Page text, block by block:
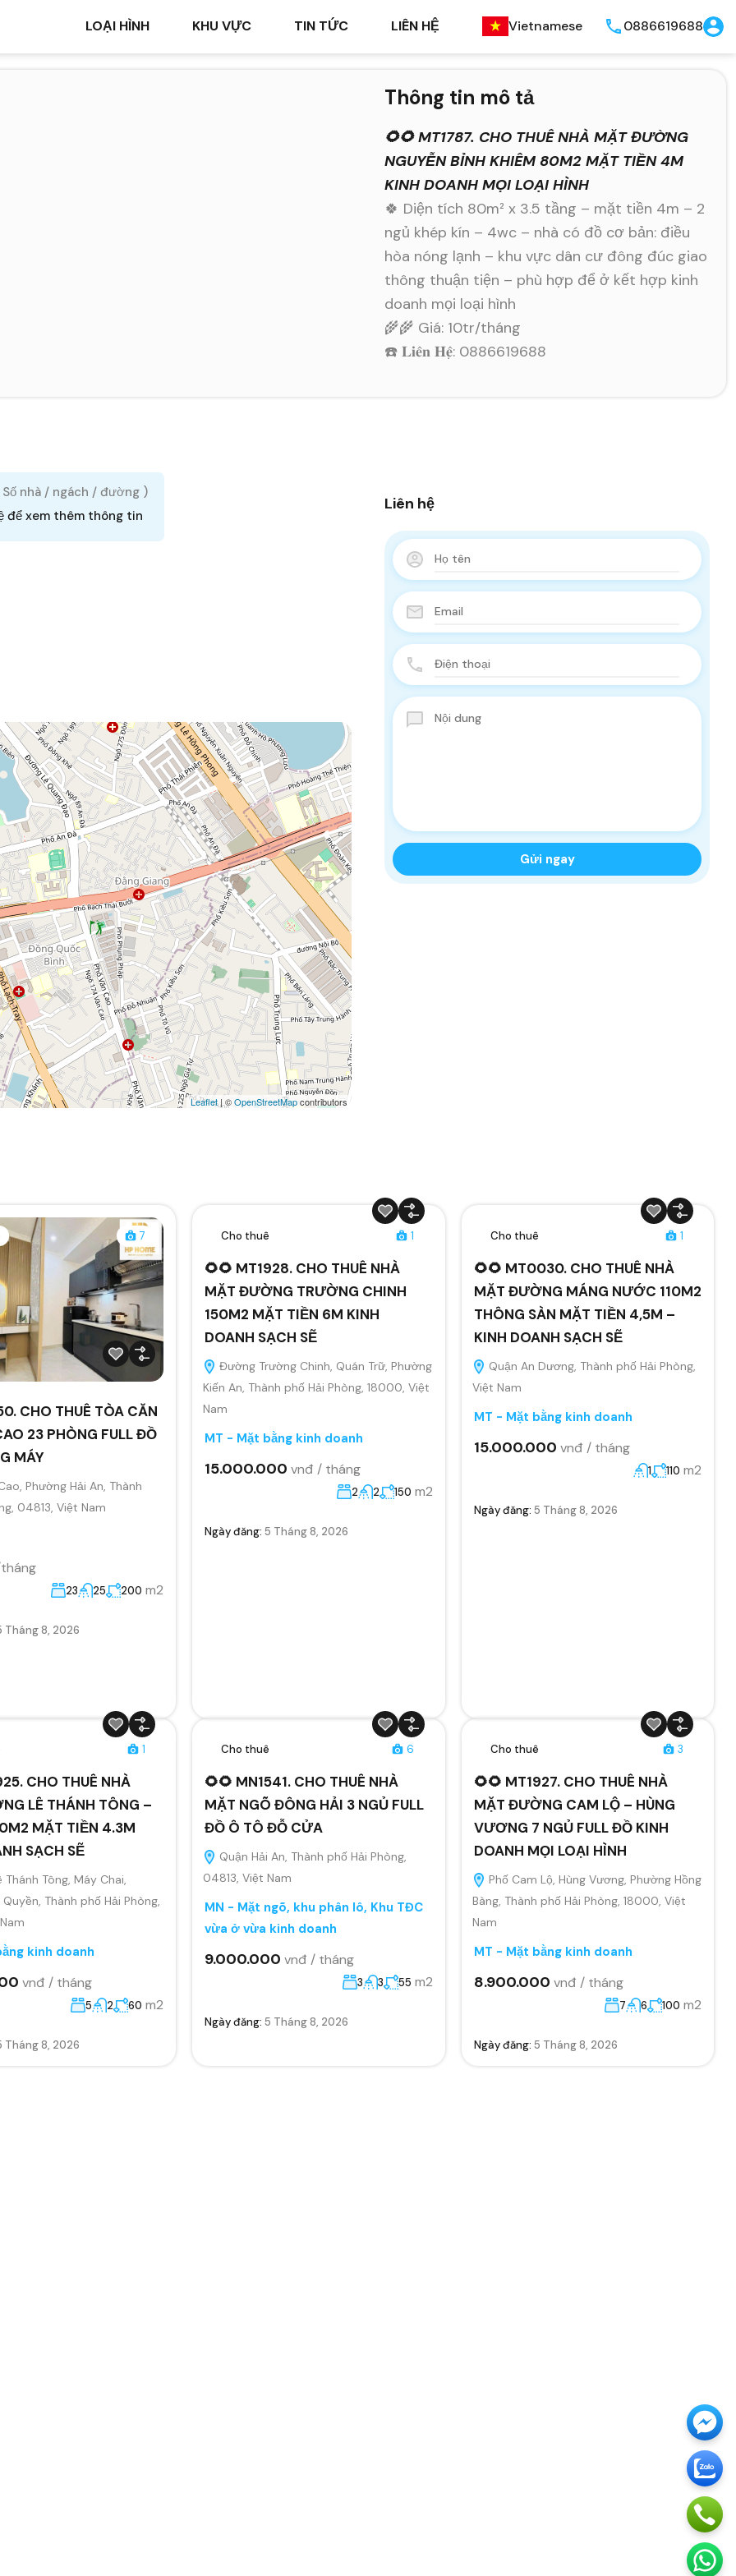
LOẠI HÌNH KHU VỰC TIN TỨC LIÊN HỆ Vietnamese 0886619688
Thông tin mô tả
🌻🌻 MT1787. CHO THUÊ NHÀ MẶT ĐƯỜNG
NGUYỄN BỈNH KHIÊM 80M2 MẶT TIỀN 4M
KINH DOANH MỌI LOẠI HÌNH
🍀 Diện tích 80m² x 3.5 tầng – mặt tiền 4m – 2
ngủ khép kín – 4wc – nhà có đồ cơ bản: điều
hòa nóng lạnh – khu vực dân cư đông đúc giao
thông thuận tiện – phù hợp để ở kết hợp kinh
doanh mọi loại hình
🌾🌾 Giá: 10tr/tháng
☎️ 𝐋𝐢𝐞̂𝐧 𝐇𝐞̣̂: 0886619688
nhà / ngách / đường )
để xem thêm thông tin
Leaflet| ©OpenStreetMapcontributors
Liên hệ
7
CHO THUÊ TÒA CĂN
23 PHÒNG FULL ĐỒ
MÁY
Phường Hải An, Thành
04813, Việt Nam
23 25 200 m2
Tháng 8, 2026
Cho thuê 1
🌻🌻 MT1928. CHO THUÊ NHÀ
MẶT ĐƯỜNG TRƯỜNG CHINH
150M2 MẶT TIỀN 6M KINH
DOANH SẠCH SẼ
Đường Trường Chinh, Quán Trữ, Phường
Kiến An, Thành phố Hải Phòng, 18000, Việt
Nam
MT - Mặt bằng kinh doanh
15.000.000 vnđ / tháng
2 2 150 m2
Ngày đăng: 5 Tháng 8, 2026
Cho thuê 1
🌻🌻 MT0030. CHO THUÊ NHÀ
MẶT ĐƯỜNG MÁNG NƯỚC 110M2
THÔNG SÀN MẶT TIỀN 4,5M –
KINH DOANH SẠCH SẼ
Quận An Dương, Thành phố Hải Phòng,
Việt Nam
MT - Mặt bằng kinh doanh
15.000.000 vnđ / tháng
1 110 m2
Ngày đăng: 5 Tháng 8, 2026
1
CHO THUÊ NHÀ
LÊ THÁNH TÔNG –
MẶT TIỀN 4.3M
SẠCH SẼ
Tông, Máy Chai,
Thành phố Hải Phòng,
kinh doanh
vnđ / tháng
5 2 60 m2
Tháng 8, 2026
Cho thuê 6
🌻🌻 MN1541. CHO THUÊ NHÀ
MẶT NGÕ ĐÔNG HẢI 3 NGỦ FULL
ĐỒ Ô TÔ ĐỖ CỬA
Quận Hải An, Thành phố Hải Phòng,
04813, Việt Nam
MN - Mặt ngõ, khu phân lô, Khu TĐC
vừa ở vừa kinh doanh
9.000.000 vnđ / tháng
3 3 55 m2
Ngày đăng: 5 Tháng 8, 2026
Cho thuê 3
🌻🌻 MT1927. CHO THUÊ NHÀ
MẶT ĐƯỜNG CAM LỘ – HÙNG
VƯƠNG 7 NGỦ FULL ĐỒ KINH
DOANH MỌI LOẠI HÌNH
Phố Cam Lộ, Hùng Vương, Phường Hồng
Bàng, Thành phố Hải Phòng, 18000, Việt
Nam
MT - Mặt bằng kinh doanh
8.900.000 vnđ / tháng
7 6 100 m2
Ngày đăng: 5 Tháng 8, 2026